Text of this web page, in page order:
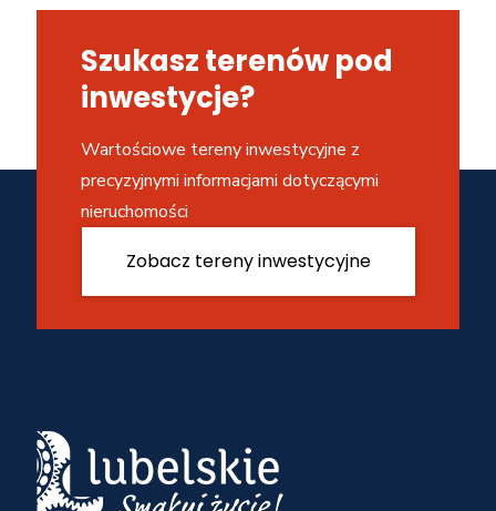
Szukasz terenów pod
inwestycje?
Wartościowe tereny inwestycyjne z
precyzyjnymi informacjami dotyczącymi
nieruchomości
Zobacz tereny inwestycyjne